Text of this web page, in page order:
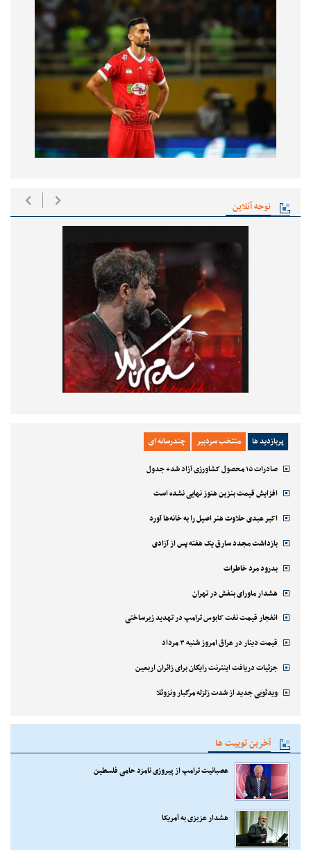
نوحه آنلاین
پربازدید ها منتخب سردبیر چندرسانه ای
صادرات ۱۵ محصول کشاورزی آزاد شد+ جدول
افزایش قیمت بنزین هنوز نهایی نشده است
اکبر عبدی حلاوت هنر اصیل را به خانه‌ها آورد
بازداشت مجدد سارق یک هفته پس از آزادی
بدرود مرد خاطرات
هشدار ماورای بنفش در تهران
انفجار قیمت نفت کابوس ترامپ در تهدید زیرساختی
قیمت دینار در عراق امروز شنبه ۳ مرداد
جزئیات دریافت اینترنت رایگان برای زائران اربعین
ویدئویی جدید از شدت زلزله مرگبار ونزوئلا
آخرین توییت ها
عصبانیت ترامپ از پیروزی نامزد حامی فلسطین
هشدار عزیزی به آمریکا